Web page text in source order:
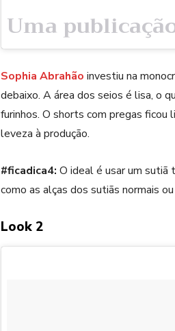
Sophia Abrahão investiu na
debaixo. A área dos seios é lisa, o
furinhos. O shorts com pregas ficou
leveza à produção.
#ficadica4: O ideal é usar um sutiã
como as alças dos sutiãs normais
Look 2